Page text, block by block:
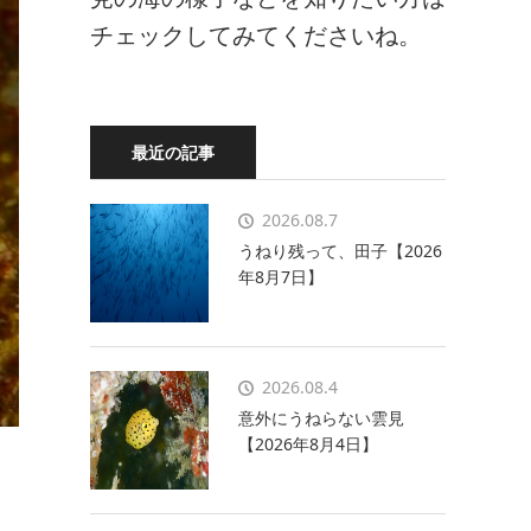
チェックしてみてくださいね。
最近の記事
2026.08.7
うねり残って、田子【2026
年8月7日】
2026.08.4
意外にうねらない雲見
【2026年8月4日】